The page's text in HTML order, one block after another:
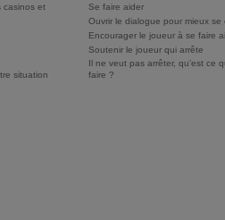
casinos et
situation
Se faire aider
Ouvrir le dialogue pour mieux se
Encourager le joueur à se faire
Soutenir le joueur qui arrête
Il ne veut pas arrêter, qu’est ce
faire ?